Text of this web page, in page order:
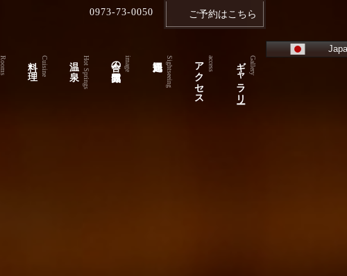
0973-73-0050 ご予約はこちら
Rooms Cuisine Hot Springs 舎の雰囲気 image Sightseeing アクセス access ギャラリー Gallery